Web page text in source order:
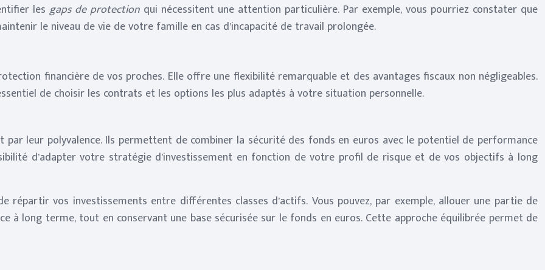
les gaps de protection qui nécessitent une attention particulière. Par exemple, vous pourriez constater que
le niveau de vie de votre famille en cas d’incapacité de travail prolongée.
financière de vos proches. Elle offre une flexibilité remarquable et des avantages fiscaux non négligeables.
de choisir les contrats et les options les plus adaptés à votre situation personnelle.
par leur polyvalence. Ils permettent de combiner la sécurité des fonds en euros avec le potentiel de performance
d’adapter votre stratégie d’investissement en fonction de votre profil de risque et de vos objectifs à long
vos investissements entre différentes classes d’actifs. Vous pouvez, par exemple, allouer une partie de
à long terme, tout en conservant une base sécurisée sur le fonds en euros. Cette approche équilibrée permet de